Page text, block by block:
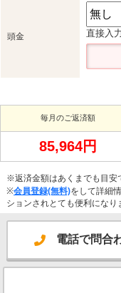
頭金 直接入
毎月のご返済額
85,964円
※返済金額はあくまでも目安
※会員登録(無料)をして詳細
ションされとても便利になり
電話で問合